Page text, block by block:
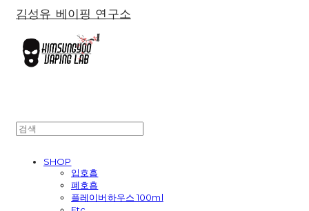
김성유 베이핑 연구소
SHOP
입호흡
폐호흡
플레이버하우스 100ml